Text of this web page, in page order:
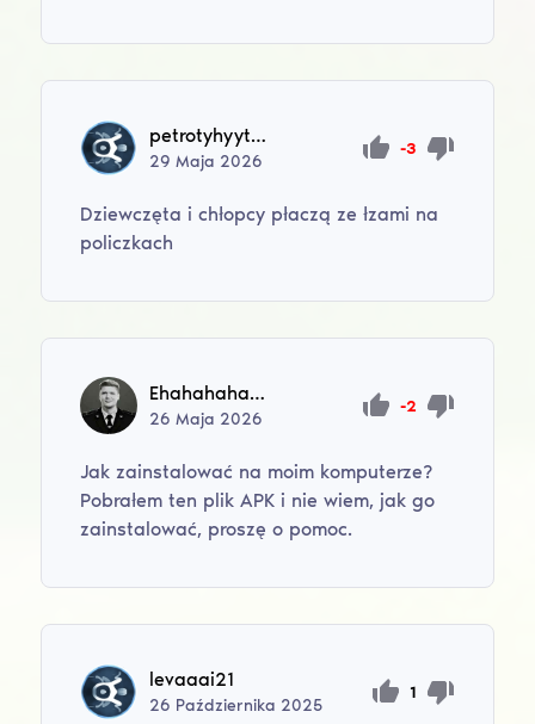
petrotyhyythank
29Maja 2026
-3
Dziewczęta i chłopcy płaczą ze łzami na
policzkach
Ehahahahahahah231
26Maja 2026
-2
Jak zainstalować na moim komputerze?
Pobrałem ten plik APK i nie wiem, jak go
zainstalować, proszę o pomoc.
levaaai21
26 Października 2025
1